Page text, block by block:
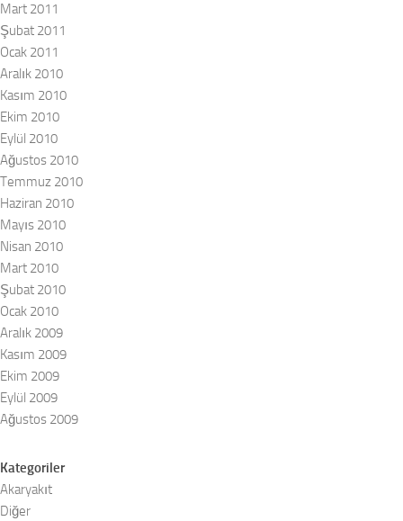
Mart 2011
Şubat 2011
Ocak 2011
Aralık 2010
Kasım 2010
Ekim 2010
Eylül 2010
Ağustos 2010
Temmuz 2010
Haziran 2010
Mayıs 2010
Nisan 2010
Mart 2010
Şubat 2010
Ocak 2010
Aralık 2009
Kasım 2009
Ekim 2009
Eylül 2009
Ağustos 2009
Kategoriler
Akaryakıt
Diğer